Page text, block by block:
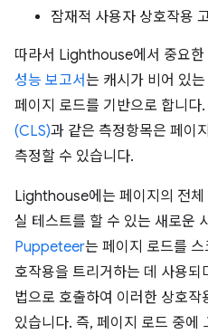
잠재적 사용자 상호작용
따라서 Lighthouse에서 중요한
성능 보고서는 캐시가 비어 있
페이지 로드를 기반으로 합니다
(CLS)과 같은 측정항목은 페이
측정할 수 있습니다.
Lighthouse에는 페이지의 전체
실 테스트를 할 수 있는 새로운
Puppeteer는 페이지 로드를
호작용을 트리거하는 데 사용
법으로 호출하여 이러한 상호
있습니다. 즉, 페이지 로드 중에